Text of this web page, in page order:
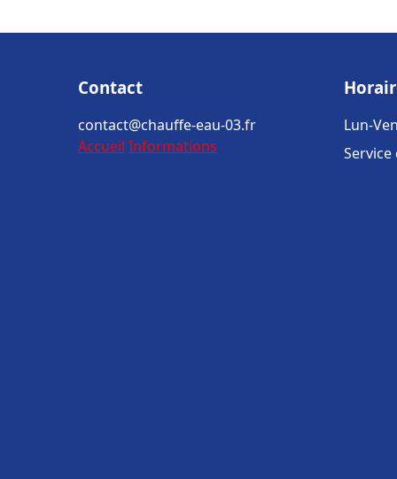
Contact
contact@chauffe-eau-03.fr
Accueil Informations
Lun-